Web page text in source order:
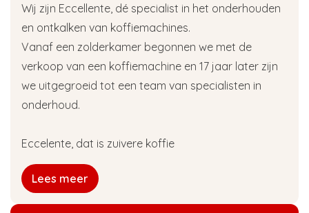
Wij zijn Eccellente, dé specialist in het onderhouden
en ontkalken van koffiemachines.
Vanaf een zolderkamer begonnen we met de
verkoop van een koffiemachine en 17 jaar later zijn
we uitgegroeid tot een team van specialisten in
onderhoud.
Eccelente, dat is zuivere koffie
Lees meer